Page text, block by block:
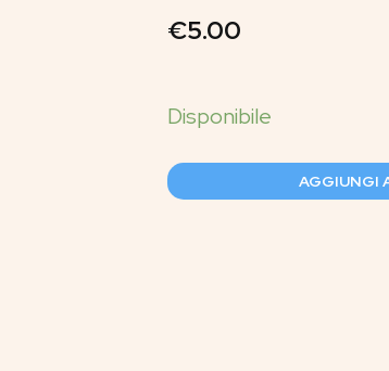
€5.00
AGGIUNGI